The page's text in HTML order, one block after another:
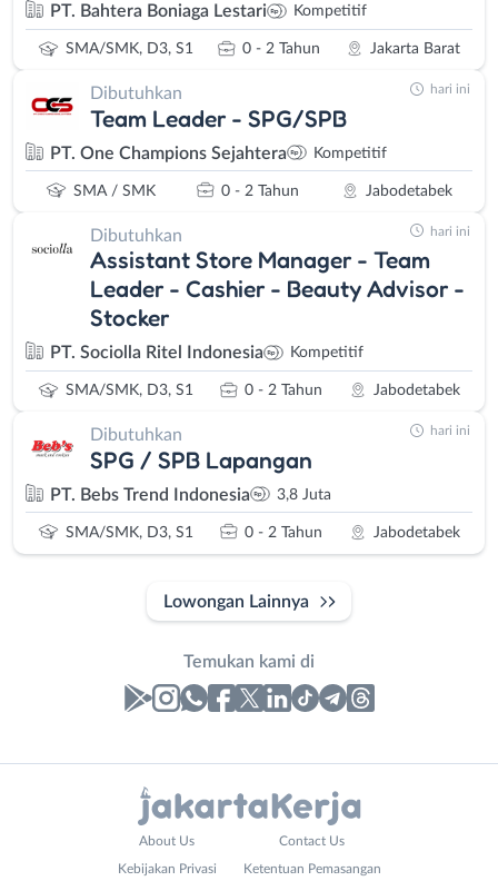
PT. Bahtera Boniaga Lestari Kompetitif
SMA/SMK, D3, S1 0 - 2 Tahun Jakarta Barat
Dibutuhkan
Team Leader - SPG/SPB
PT. One Champions Sejahtera Kompetitif
SMA / SMK 0 - 2 Tahun Jabodetabek
hari ini
Dibutuhkan
Assistant Store Manager - Team
Leader - Cashier - Beauty Advisor -
Stocker
PT. Sociolla Ritel Indonesia Kompetitif
SMA/SMK, D3, S1 0 - 2 Tahun Jabodetabek
hari ini
Dibutuhkan
SPG / SPB Lapangan
PT. Bebs Trend Indonesia 3,8 Juta
SMA/SMK, D3, S1 0 - 2 Tahun Jabodetabek
hari ini
Lowongan Lainnya
Temukan kami di
About Us Contact Us
Kebijakan Privasi Ketentuan Pemasangan